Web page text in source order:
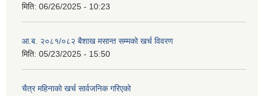
मिति: 06/26/2025 - 10:23
आ.ब. २०८१/०८२ बैशाख मसान्त सम्मको खर्च विवरण
मिति: 05/23/2025 - 15:50
चैत्र महिनाको खर्च सार्वजनिक गरिएको